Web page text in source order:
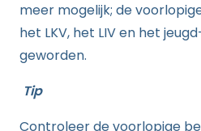
meer mogelijk; de
het LKV, het LIV en het
geworden.
Tip
Controleer de voorlopige